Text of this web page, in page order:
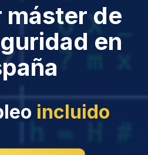
máster de
en
incluido